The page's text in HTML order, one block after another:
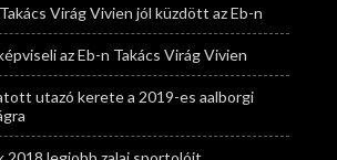
Virág Vivien jól küzdött az Eb-n
az Eb-n Takács Virág Vivien
utazó kerete a 2019-es aalborgi